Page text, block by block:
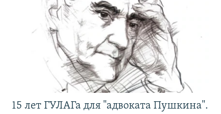
15 лет ГУЛАГа для "адвоката Пушкина".